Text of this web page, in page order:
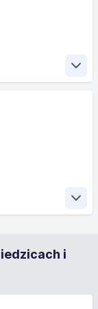
3,5 tony;
postoju;
produkcji;
typ
postoju;
i